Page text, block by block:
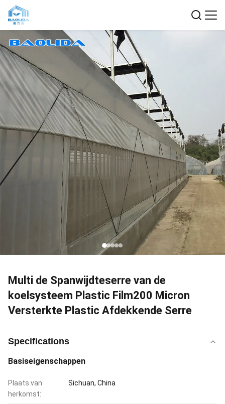
Multi de Spanwijdteserre van de
koelsysteem Plastic Film200 Micron
Versterkte Plastic Afdekkende Serre
Specifications
Basiseigenschappen
Plaats van
herkomst:
Sichuan, China